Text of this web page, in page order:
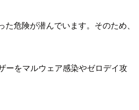
危険が潜んでいます。そのため、
ーをマルウェア感染やゼロデイ攻